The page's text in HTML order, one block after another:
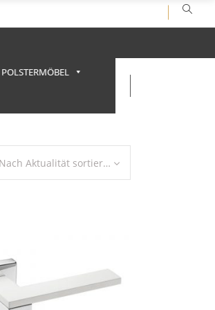
POLSTERMÖBEL
Nach Aktualität sortieren